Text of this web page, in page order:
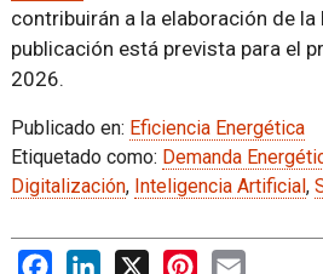
contribuirán a la elaboración de la
publicación está prevista para el
2026.
Publicado en: Eficiencia Energética
Etiquetado como: Demanda
Digitalización, Inteligencia Artificial,
FacebookLinkedIn
X PinterestEmail